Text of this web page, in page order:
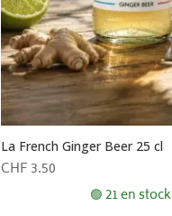
La French Ginger Beer 25 cl
CHF 3.50
🟢 21 en stock